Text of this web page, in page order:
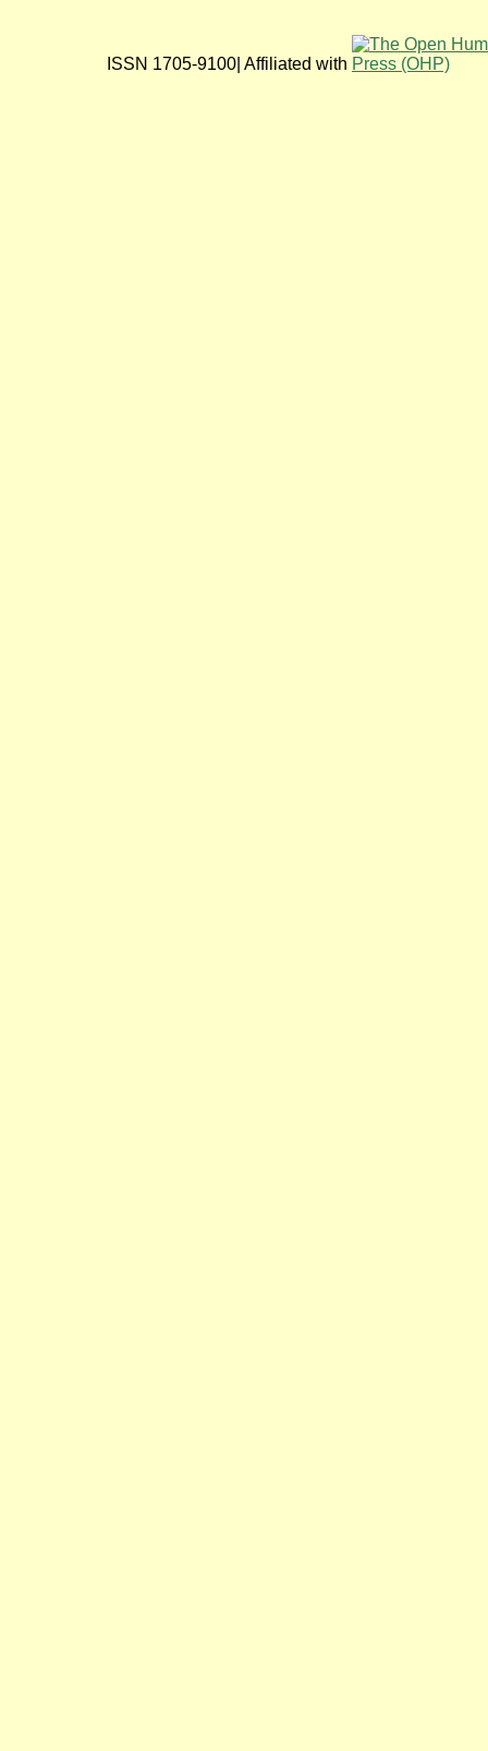
ISSN 1705-9100| Affiliated with